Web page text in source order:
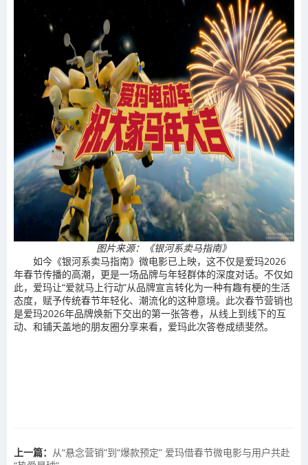
图片来源：《银河系卖马指南》
如今《银河系卖马指南》微电影已上映，这不仅是爱玛2026
年春节传播的高潮，更是一场品牌与年轻群体的深度对话。不仅如
此，爱玛让“爱就马上行动”从品牌宣言转化为一种有趣有梗的生活
态度，赋予传统春节年轻化、潮流化的这种意境。此次春节营销也
是爱玛2026年品牌焕新下交出的第一张答卷，从线上到线下的互
动、和铺天盖地的朋友圈分享来看，爱玛此次答卷成绩斐然。
上一篇： 从“悬念营销”到“爆款预定” 爱玛借春节微电影与用户共赴